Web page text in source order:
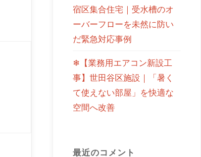
宿区集合住宅｜受水槽のオ
ーバーフローを未然に防い
だ緊急対応事例
❄【業務用エアコン新設工
事】世田谷区施設｜「暑く
て使えない部屋」を快適な
空間へ改善
最近のコメント